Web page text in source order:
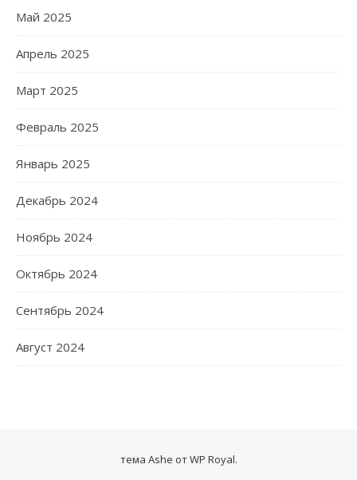
Май 2025
Апрель 2025
Март 2025
Февраль 2025
Январь 2025
Декабрь 2024
Ноябрь 2024
Октябрь 2024
Сентябрь 2024
Август 2024
тема Ashe отWP Royal.